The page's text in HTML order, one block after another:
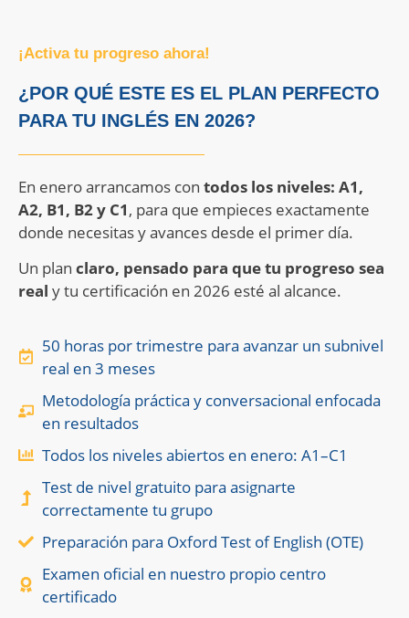
¡Activa tu progreso ahora!
¿POR QUÉ ESTE ES EL PLAN PERFECTO
PARA TU INGLÉS EN 2026?
En enero arrancamos con todos los niveles: A1,
A2, B1, B2 y C1, para que empieces exactamente
donde necesitas y avances desde el primer día.
Un plan claro, pensado para que tu progreso sea
real y tu certificación en 2026 esté al alcance.
50 horas por trimestre para avanzar un subnivel
real en 3 meses
Metodología práctica y conversacional enfocada
en resultados
Todos los niveles abiertos en enero: A1–C1
Test de nivel gratuito para asignarte
correctamente tu grupo
Preparación para Oxford Test of English (OTE)
Examen oficial en nuestro propio centro
certificado